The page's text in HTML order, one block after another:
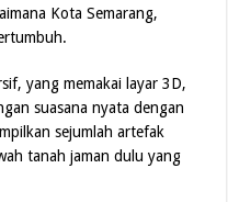
Kota Semarang,
yang memakai layar 3D,
suasana nyata dengan
sejumlah artefak
tanah jaman dulu yang